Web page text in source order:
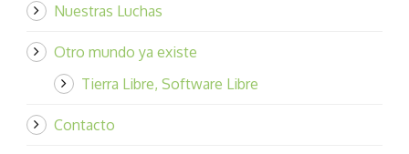
Nuestras Luchas
Otro mundo ya existe
Tierra Libre, Software Libre
Contacto